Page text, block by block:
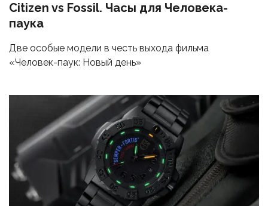
Citizen vs Fossil. Часы для Человека-
паука
Две особые модели в честь выхода фильма
«Человек-паук: Новый день»